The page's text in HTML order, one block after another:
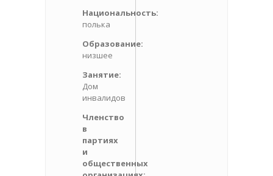
Национальность:
полька
Образование:
низшее
Занятие:
Дом
инвалидов
Членство
в
партиях
и
общественных